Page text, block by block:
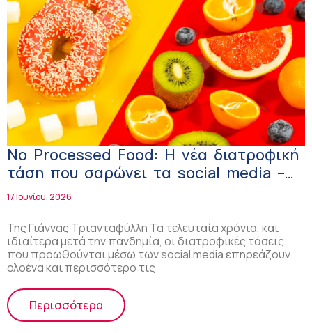
No Processed Food: Η νέα διατροφική
τάση που σαρώνει τα social media –
Μόδα ή ουσιαστική επένδυση στην
17 Ιουνίου, 2026
Της Γιάννας Τριανταφύλλη Τα τελευταία χρόνια, και
ιδιαίτερα μετά την πανδημία, οι διατροφικές τάσεις
που προωθούνται μέσω των social media επηρεάζουν
ολοένα και περισσότερο τις
Περισσότερα